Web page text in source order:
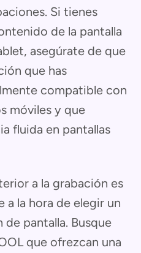
Si tienes
de la pantalla
asegúrate de que
que has
compatible con
móviles y que
fluida en pantallas
a la grabación es
la hora de elegir un
pantalla. Busque
que ofrezcan una